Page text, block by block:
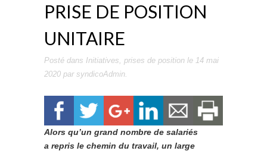
PRISE DE POSITION
UNITAIRE
Posté dans Initiatives, prises de position le 14 mai
2020 par syndicoAdmin.
Alors qu’un grand nombre de salariés
a repris le chemin du travail, un large